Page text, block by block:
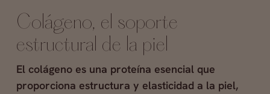
Colágeno, el soporte
estructural de la piel
El colágeno es una proteína esencial que
proporciona estructura y elasticidad a la piel,